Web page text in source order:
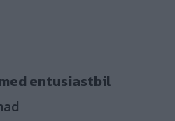
entusiastbil